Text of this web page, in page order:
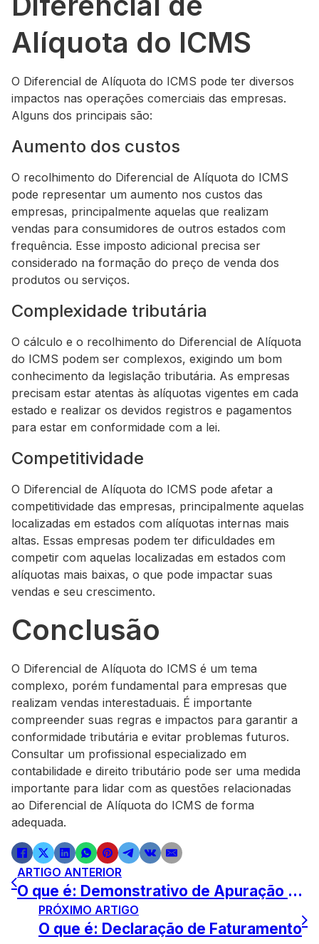
Alíquota do ICMS
O Diferencial de Alíquota do ICMS pode ter diversos
impactos nas operações comerciais das empresas.
Alguns dos principais são:
Aumento dos custos
O recolhimento do Diferencial de Alíquota do ICMS
pode representar um aumento nos custos das
empresas, principalmente aquelas que realizam
vendas para consumidores de outros estados com
frequência. Esse imposto adicional precisa ser
considerado na formação do preço de venda dos
produtos ou serviços.
Complexidade tributária
O cálculo e o recolhimento do Diferencial de Alíquota
do ICMS podem ser complexos, exigindo um bom
conhecimento da legislação tributária. As empresas
precisam estar atentas às alíquotas vigentes em cada
estado e realizar os devidos registros e pagamentos
para estar em conformidade com a lei.
Competitividade
O Diferencial de Alíquota do ICMS pode afetar a
competitividade das empresas, principalmente aquelas
localizadas em estados com alíquotas internas mais
altas. Essas empresas podem ter dificuldades em
competir com aquelas localizadas em estados com
alíquotas mais baixas, o que pode impactar suas
vendas e seu crescimento.
Conclusão
O Diferencial de Alíquota do ICMS é um tema
complexo, porém fundamental para empresas que
realizam vendas interestaduais. É importante
compreender suas regras e impactos para garantir a
conformidade tributária e evitar problemas futuros.
Consultar um profissional especializado em
contabilidade e direito tributário pode ser uma medida
importante para lidar com as questões relacionadas
ao Diferencial de Alíquota do ICMS de forma
adequada.
ARTIGO ANTERIOR
O que é: Demonstrativo de Apuração de Contribuições Sociais (DACON)
PRÓXIMO ARTIGO
O que é: Declaração de Faturamento